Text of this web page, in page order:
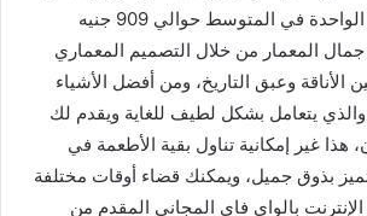
حجز الغرفة فيه لليلة الواحدة في المتوسط حوالي 909 جنيه
المعمار من خلال التصميم المعماري
الأناقة وعبق التاريخ، ومن أفضل الأشياء
يتعامل بشكل لطيف للغاية ويقدم لك
هذا غير إمكانية تناول بقية الأطعمة في
بذوق جميل، ويمكنك قضاء أوقات مختلفة
بالواي فاي المجاني المقدم من